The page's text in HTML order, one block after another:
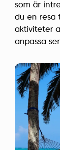
som är
du en resa
aktiviteter
anpassa